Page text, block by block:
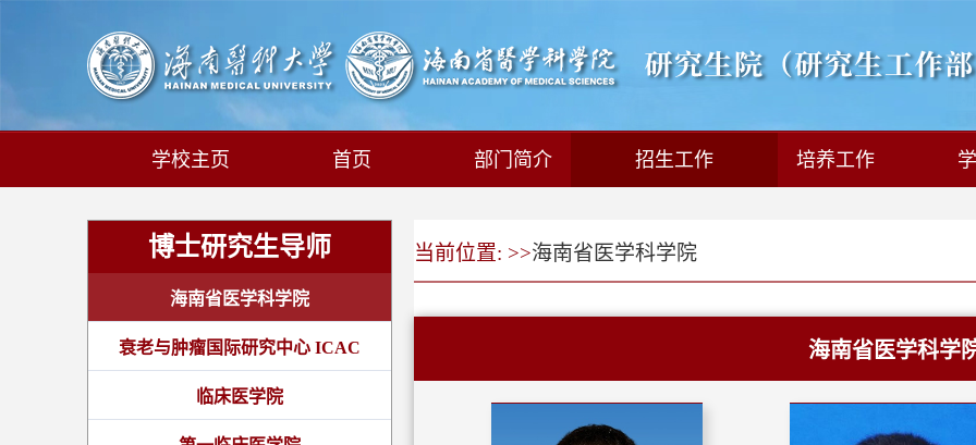
学校主页 首页 部门简介 招生工作 培养工作
博士研究生导师
海南省医学科学院
衰老与肿瘤国际研究中心 ICAC
临床医学院
当前位置: >>海南省医学科学院
海南省医学科学